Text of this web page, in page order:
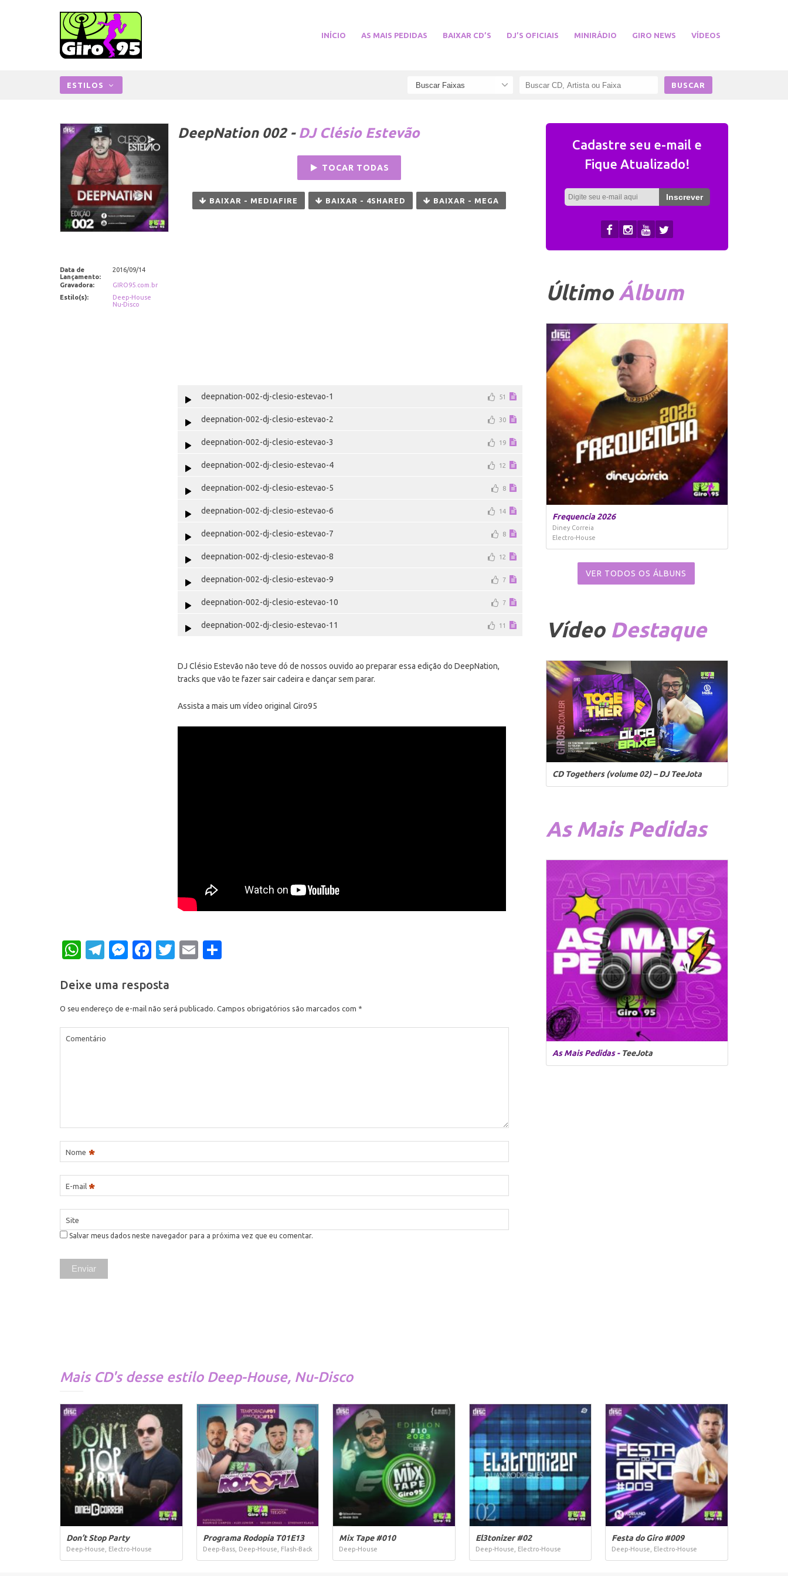
INÍCIO AS MAIS PEDIDAS BAIXAR CD’S DJ’S OFICIAIS MINIRÁDIO GIRO NEWS VÍDEOS
ESTILOS
Data de
Lançamento:
2016/09/14
Gravadora:
GIRO95.com.br
Estilo(s):
Deep-House
Nu-Disco
DeepNation 002 - DJ Clésio Estevão
TOCAR TODAS
BAIXAR - MEDIAFIRE BAIXAR - 4SHARED BAIXAR - MEGA
deepnation-002-dj-clesio-estevao-1 51
deepnation-002-dj-clesio-estevao-2 30
deepnation-002-dj-clesio-estevao-3 19
deepnation-002-dj-clesio-estevao-4 12
deepnation-002-dj-clesio-estevao-5 8
deepnation-002-dj-clesio-estevao-6 14
deepnation-002-dj-clesio-estevao-7 8
deepnation-002-dj-clesio-estevao-8 12
deepnation-002-dj-clesio-estevao-9 7
deepnation-002-dj-clesio-estevao-10 7
deepnation-002-dj-clesio-estevao-11 11
DJ Clésio Estevão não teve dó de nossos ouvido ao preparar essa edição do DeepNation,
tracks que vão te fazer sair cadeira e dançar sem parar.
Assista a mais um vídeo original Giro95
WhatsApp
Telegram
Messenger
Facebook
Twitter
Email
Deixe uma resposta
O seu endereço de e-mail não será publicado. Campos obrigatórios são marcados com *
Comentário
Nome *
E-mail *
Site
Salvar meus dados neste navegador para a próxima vez que eu comentar.
Cadastre seu e-mail e
Fique Atualizado!
Último Álbum
Frequencia 2026
Diney Correia
Electro-House
VER TODOS OS ÁLBUNS
Vídeo Destaque
CD Togethers (volume 02) – DJ TeeJota
AsMais Pedidas
As Mais Pedidas - TeeJota
Mais CD's desse estilo Deep-House, Nu-Disco
Don’t Stop Party
Deep-House, Electro-House
Programa Rodopia T01E13
Deep-Bass, Deep-House, Flash-Back
Mix Tape #010
Deep-House
El3tonizer #02
Deep-House, Electro-House
Festa do Giro #009
Deep-House, Electro-House